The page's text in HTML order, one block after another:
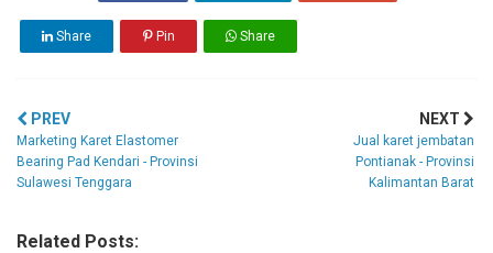
Share Pin Share
PREV
Marketing Karet Elastomer
Bearing Pad Kendari - Provinsi
Sulawesi Tenggara
NEXT
Jual karet jembatan
Pontianak - Provinsi
Kalimantan Barat
Related Posts: